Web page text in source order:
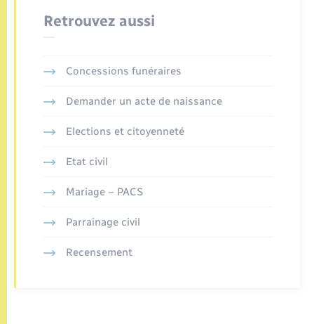
Retrouvez aussi
Concessions funéraires
Demander un acte de naissance
Elections et citoyenneté
Etat civil
Mariage – PACS
Parrainage civil
Recensement